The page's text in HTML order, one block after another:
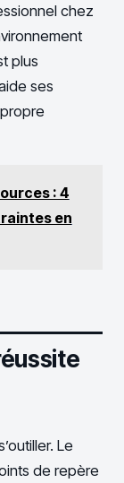
chez
plus
ses
: 4
en
Le
de repère